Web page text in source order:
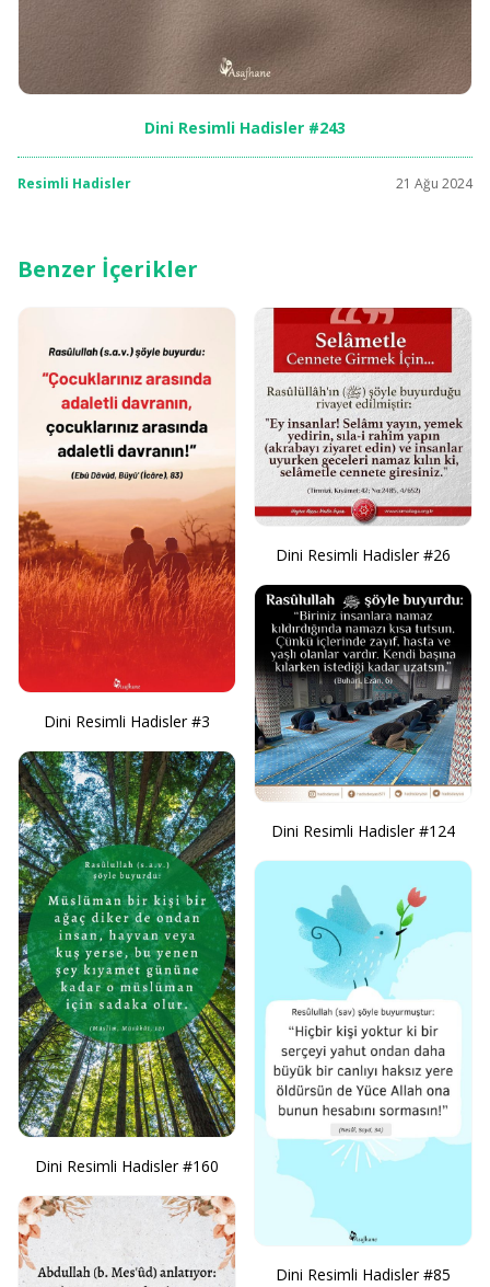
Dini Resimli Hadisler #243
Resimli Hadisler 21 Ağu 2024
Benzer İçerikler
Dini Resimli Hadisler #3
Dini Resimli Hadisler #160
Dini Resimli Hadisler #26
Dini Resimli Hadisler #124
Dini Resimli Hadisler #85